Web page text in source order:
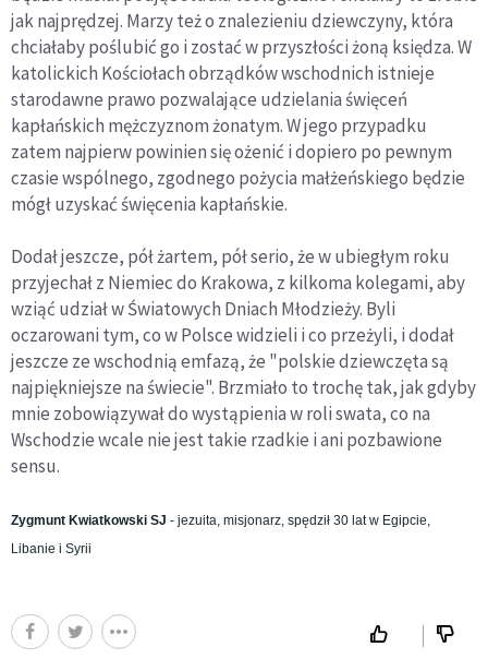
jak najprędzej. Marzy też o znalezieniu dziewczyny, która
chciałaby poślubić go i zostać w przyszłości żoną księdza. W
katolickich Kościołach obrządków wschodnich istnieje
starodawne prawo pozwalające udzielania święceń
kapłańskich mężczyznom żonatym. W jego przypadku
zatem najpierw powinien się ożenić i dopiero po pewnym
czasie wspólnego, zgodnego pożycia małżeńskiego będzie
mógł uzyskać święcenia kapłańskie.
Dodał jeszcze, pół żartem, pół serio, że w ubiegłym roku
przyjechał z Niemiec do Krakowa, z kilkoma kolegami, aby
wziąć udział w Światowych Dniach Młodzieży. Byli
oczarowani tym, co w Polsce widzieli i co przeżyli, i dodał
jeszcze ze wschodnią emfazą, że "polskie dziewczęta są
najpiękniejsze na świecie". Brzmiało to trochę tak, jak gdyby
mnie zobowiązywał do wystąpienia w roli swata, co na
Wschodzie wcale nie jest takie rzadkie i ani pozbawione
sensu.
Zygmunt Kwiatkowski SJ - jezuita, misjonarz, spędził 30 lat w Egipcie,
Libanie i Syrii